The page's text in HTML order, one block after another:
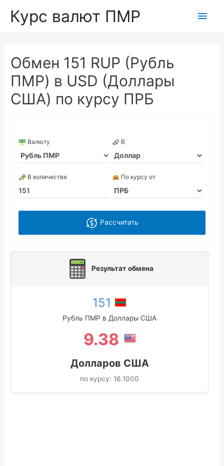
Курс валют ПМР
Обмен 151 RUP (Рубль
ПМР) в USD (Доллары
США) по курсу ПРБ
Валюту В
В количестве По курсу от
Рассчитать
Результат обмена
151
Рубль ПМР в Доллары США
9.38
Долларов США
по курсу: 16.1000